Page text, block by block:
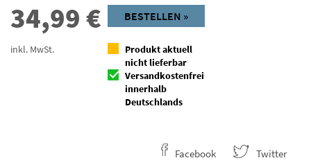
34,99 €
inkl. MwSt.
BESTELLEN »
Produkt aktuell
nicht lieferbar
Versandkostenfrei
innerhalb
Deutschlands
Facebook Twitter